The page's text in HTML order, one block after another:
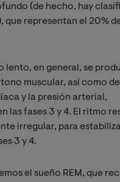
(de hecho, hay
que representan el 20%
lento, en general, se
muscular, así como
y la presión arterial,
las fases 3 y 4. El ritmo
irregular, para
3 y 4.
el sueño REM, que